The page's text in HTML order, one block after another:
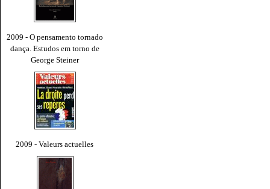
2009 - O pensamento tornado
dança. Estudos em torno de
George Steiner
2009 - Valeurs actuelles